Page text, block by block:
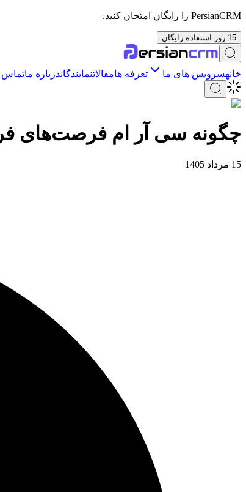
PersianCRM را رایگان امتحان کنید.
15 روز استفاده رایگان
خانهسرویس های ما تعرفه هامقالاتنمایندگاندرباره ماتماس
چگونه سی آر ام فرصت‌های
15 مرداد 1405